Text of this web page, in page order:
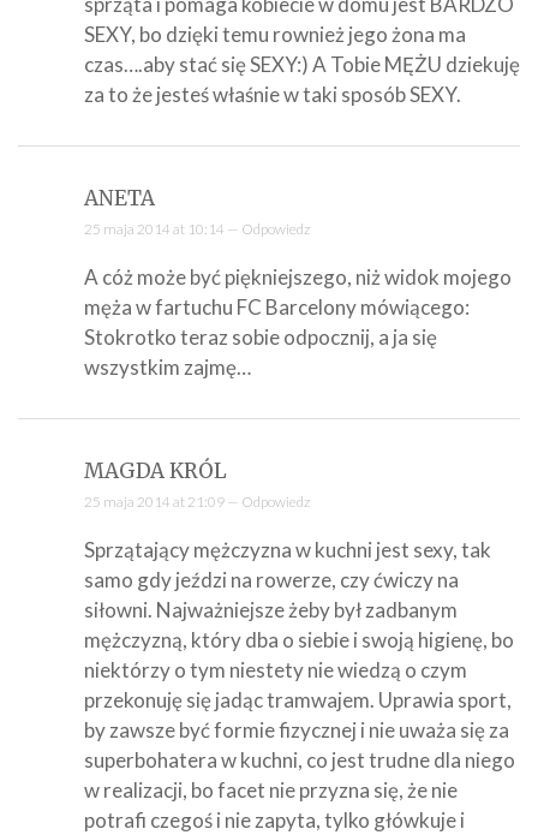
SEXY, bo dzięki temu rownież jego żona ma
czas….aby stać się SEXY:) A Tobie MĘŻU dziekuję
za to że jesteś właśnie w taki sposób SEXY.
ANETA
25 maja 2014 at 10:14 — Odpowiedz
A cóż może być piękniejszego, niż widok mojego
męża w fartuchu FC Barcelony mówiącego:
Stokrotko teraz sobie odpocznij, a ja się
wszystkim zajmę…
MAGDA KRÓL
25 maja 2014 at 21:09 — Odpowiedz
Sprzątający mężczyzna w kuchni jest sexy, tak
samo gdy jeździ na rowerze, czy ćwiczy na
siłowni. Najważniejsze żeby był zadbanym
mężczyzną, który dba o siebie i swoją higienę, bo
niektórzy o tym niestety nie wiedzą o czym
przekonuję się jadąc tramwajem. Uprawia sport,
by zawsze być formie fizycznej i nie uważa się za
superbohatera w kuchni, co jest trudne dla niego
w realizacji, bo facet nie przyzna się, że nie
potrafi czegoś i nie zapyta, tylko główkuje i